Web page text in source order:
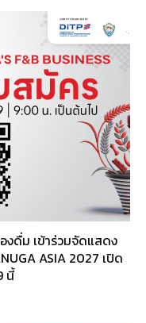
งดื่ม เข้าร่วมจัดแสดง
ASIA 2027 เปิด
นี้